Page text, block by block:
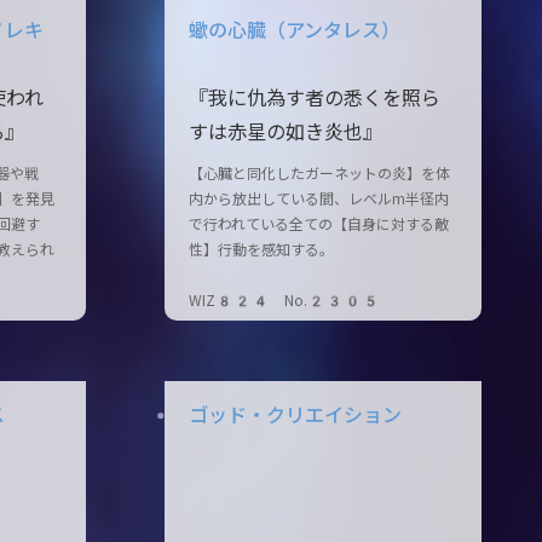
キ
われ
や戦
を発見
避す
えられ
蠍の心臓（アンタレス）
『我に仇為す者の悉くを照ら
すは赤星の如き炎也』
【心臓と同化したガーネットの炎】を体
内から放出している間、レベルm半径内
で行われている全ての【自身に対する敵
性】行動を感知する。
WIZ824 No.2305
ゴッド・クリエイション